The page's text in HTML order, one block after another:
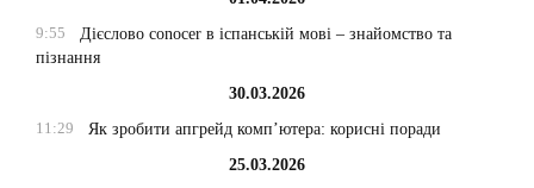
9:55
Дієслово conocer в іспанській мові – знайомство та
пізнання
30.03.2026
11:29
Як зробити апгрейд комп’ютера: корисні поради
25.03.2026